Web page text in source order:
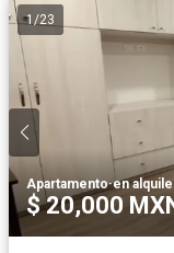
1 /23
Apartamento·en
$ 20,000